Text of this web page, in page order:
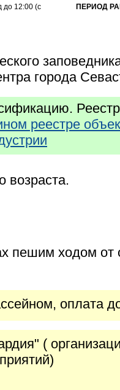
до 12:00 (с
ПЕРИОД
города
реестре
возраста.
пешим ходом от
оплата
(